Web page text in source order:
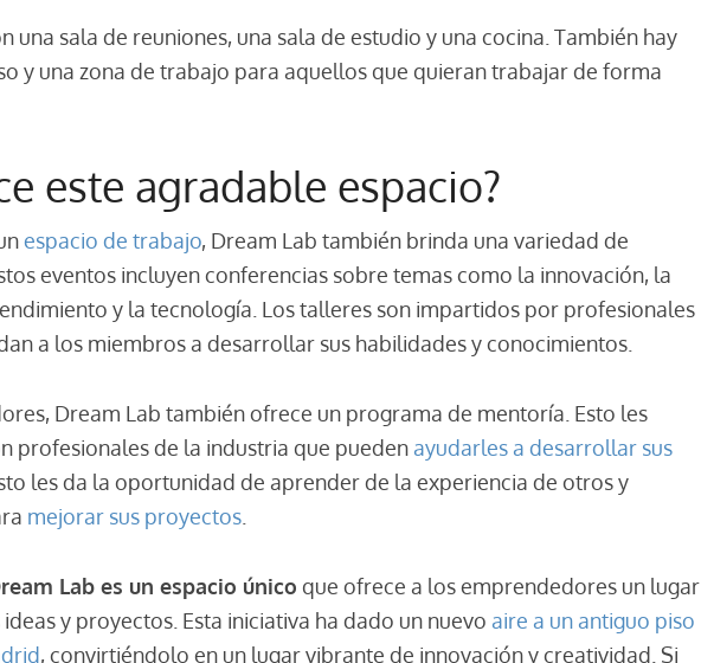
una sala de reuniones, una sala de estudio y una cocina. También hay
y una zona de trabajo para aquellos que quieran trabajar de forma
este agradable espacio?
espacio de trabajo, Dream Lab también brinda una variedad de
eventos incluyen conferencias sobre temas como la innovación, la
y la tecnología. Los talleres son impartidos por profesionales
a los miembros a desarrollar sus habilidades y conocimientos.
Dream Lab también ofrece un programa de mentoría. Esto les
profesionales de la industria que pueden ayudarles a desarrollar sus
les da la oportunidad de aprender de la experiencia de otros y
mejorar sus proyectos
Lab es un espacio único que ofrece a los emprendedores un lugar
y proyectos. Esta iniciativa ha dado un nuevo aire a un antiguo piso
, convirtiéndolo en un lugar vibrante de innovación y creatividad. Si